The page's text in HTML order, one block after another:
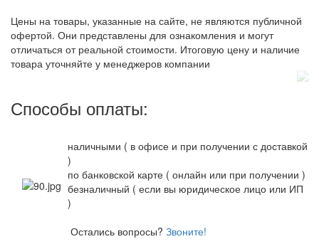
Цены на товары, указанные на сайте, не являются публичной
офертой. Они представлены для ознакомления и могут
отличаться от реальной стоимости. Итоговую цену и наличие
товара уточняйте у менеджеров компании
Способы оплаты:
наличными ( в офисе и при получении с доставкой
)
по банковской карте ( онлайн или при получении )
безналичный ( если вы юридическое лицо или ИП
)
Остались вопросы? Звоните!